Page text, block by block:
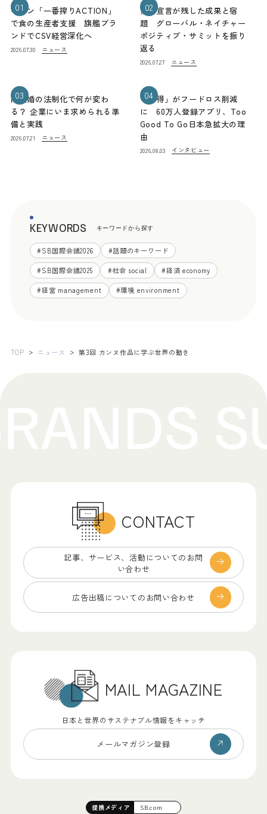
01
キリン「一番搾りACTION」
で食の生産者支援 旗艦ブラ
ンドでCSV経営深化へ
2026.07.30 ニュース
02
熊本宣言が残した成果と宿
題 グローバル・ネイチャー
ポジティブ・サミットを振り
返る
2026.07.27 ニュース
03
同性婚の法制化で何が変わ
る？ 企業にいま求められる準
備と実践
2026.07.21 ニュース
04
「お得」がフードロス削減
に 60万人登録アプリ、Too
Good To Go日本急拡大の理
由
2026.08.03 インタビュー
KEYWORDS キーワードから探す
#SB国際会議2026 #話題のキーワード
#SB国際会議2025 #社会 social #経済 economy
#経営 management #環境 environment
TOP ニュース 第3回 カンヌ作品に学ぶ世界の動き
CONTACT
記事、サービス、 活動についてのお問
い合わせ
広告出稿についての お問い合わせ
MAIL MAGAZINE
日本と世界のサステナブル情報をキャッチ
メールマガジン登録
提携メディア SB.com